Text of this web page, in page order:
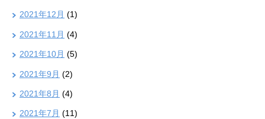
2021年12月 (1)
2021年11月 (4)
2021年10月 (5)
2021年9月 (2)
2021年8月 (4)
2021年7月 (11)